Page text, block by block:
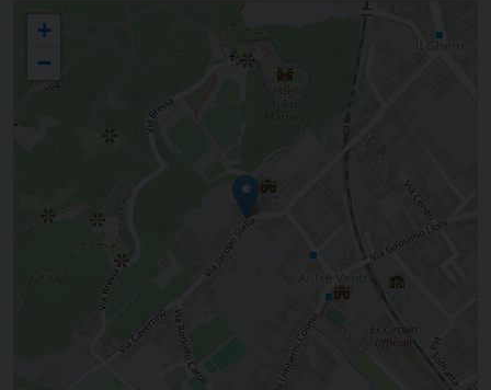
Opera Diocesana Assistenza (ODA)
+
−